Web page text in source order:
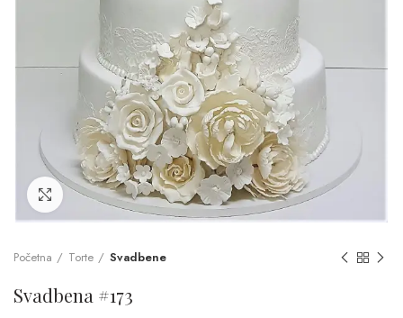
Click to enlarge
Početna Torte Svadbene
Svadbena #173